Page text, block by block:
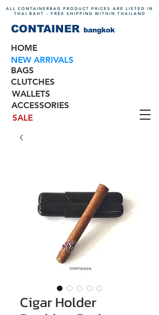
ALL CONTAINERBAG PRODUCT PRICES ARE LISTED IN
THAI BAHT - FREE SHIPPING WITHIN THAILAND
bangkok
CONTAINER
HOME
NEW ARRIVALS
BAGS
CLUTCHES
WALLETS
ACCESSORIES
SALE
Cigar Holder